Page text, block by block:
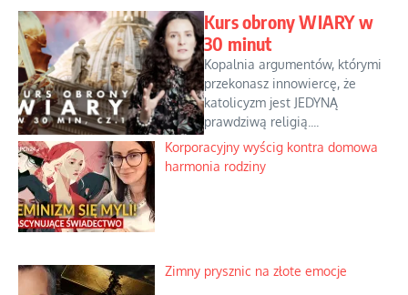
Kurs obrony WIARY w
30 minut
Kopalnia argumentów, którymi
przekonasz innowiercę, że
katolicyzm jest JEDYNĄ
prawdziwą religią....
Korporacyjny wyścig kontra domowa
harmonia rodziny
Zimny prysznic na złote emocje